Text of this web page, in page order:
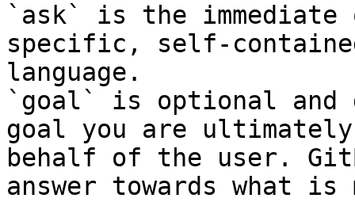
`ask` is the
specific, self-
language.
`goal` is optional and
goal you are
behalf of the user.
answer towards what